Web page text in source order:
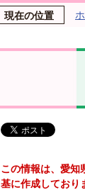
現在の位置
この情報は、愛知
基に作成しており